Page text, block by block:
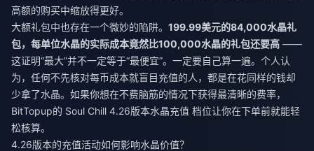
高额的购买中缩放得更好。
大额礼包中也存在一个微妙的陷阱。 199.99美元的84,000水晶礼
包，每单位水晶的实际成本竟然比100,000水晶的礼包还要高 ——
这证明“最大”并不一定等于“最便宜”。一定要自己算一遍。个人认
为，任何不先核对每币成本就盲目充值的人，都是在花同样的钱却
少拿了水晶。如果你想在不费脑筋的情况下获得最清晰的费率，
BitTopup的 Soul Chill 4.26版本水晶充值 档位让你在下单前就能轻
松核算。
4.26版本的充值活动如何影响水晶价值？